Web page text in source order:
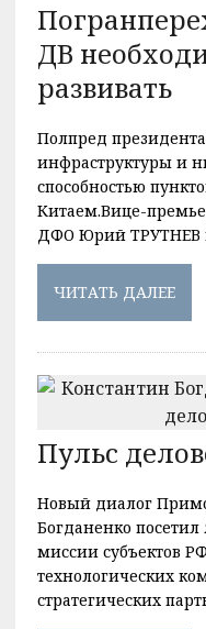
ДВ
развивать
Полпред
инфраструктуры и
способностью
Китаем.Вице-
ДФО Юрий ТРУТНЕВ
ЧИТАТЬ ДАЛЕЕ
Пульс
Новый диалог
Богданенко
миссии субъектов
технологических
стратегических